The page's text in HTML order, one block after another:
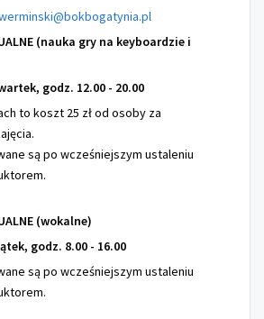
(nauka gry na keyboardzie i
godz. 12.00 - 20.00
to koszt 25 zł od osoby za
są po wcześniejszym ustaleniu
(wokalne)
godz. 8.00 - 16.00
są po wcześniejszym ustaleniu